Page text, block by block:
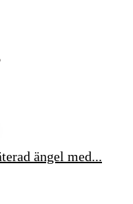
ängel med...